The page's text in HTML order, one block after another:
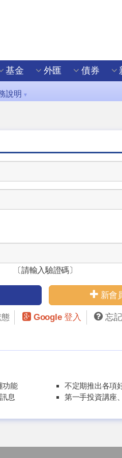
基金 外匯 債券
說明 ▼
〔請輸入驗證碼〕
新會
Google 登入 忘
功能
息
不定期推出各項
第一手投資講座